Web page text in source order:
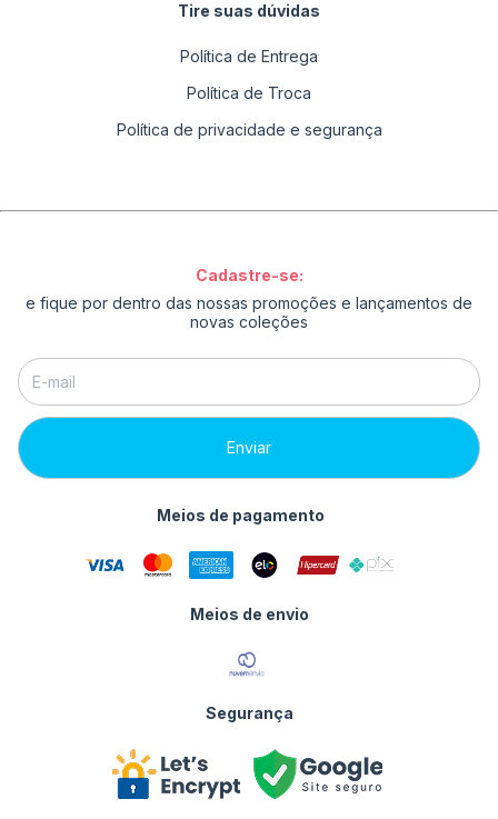
Tire suas dúvidas
Política de Entrega
Política de Troca
Política de privacidade e segurança
Cadastre-se:
e fique por dentro das nossas promoções e lançamentos de
novas coleções
Meios de pagamento
Meios de envio
Segurança